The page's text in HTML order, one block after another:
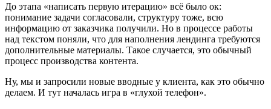
До этапа «написать первую итерацию» всё было ок:
понимание задачи согласовали, структуру тоже, всю
информацию от заказчика получили. Но в процессе работы
над текстом поняли, что для наполнения лендинга требуются
дополнительные материалы. Такое случается, это обычный
процесс производства контента.
Ну, мы и запросили новые вводные у клиента, как это обычно
делаем. И тут началась игра в «глухой телефон».